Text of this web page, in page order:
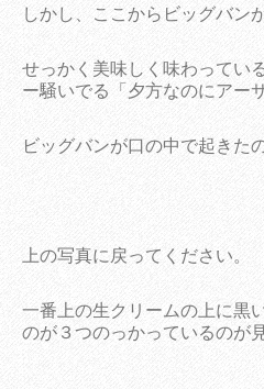
しかし、ここからビッグバン
せっかく美味しく味わってい
ー騒いでる「夕方なのにアー
ビッグバンが口の中で起きた
上の写真に戻ってください。
一番上の生クリームの上に黒
のが３つのっかっているのが